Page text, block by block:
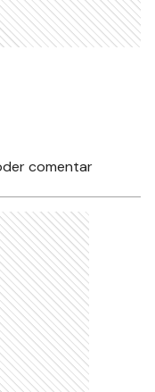
comentar